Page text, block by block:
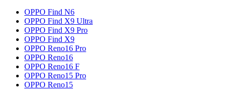
OPPO Find N6
OPPO Find X9 Ultra
OPPO Find X9 Pro
OPPO Find X9
OPPO Reno16 Pro
OPPO Reno16
OPPO Reno16 F
OPPO Reno15 Pro
OPPO Reno15